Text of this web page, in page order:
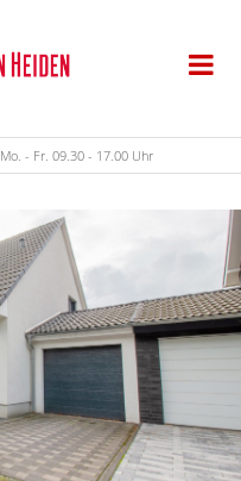
Mo. - Fr. 09.30 - 17.00 Uhr